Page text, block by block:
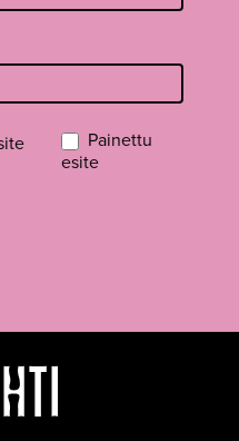
Painettu
esite